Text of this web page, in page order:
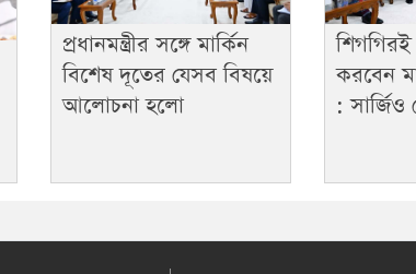
প্রধানমন্ত্রীর সঙ্গে মার্কিন
বিশেষ দূতের যেসব বিষয়ে
আলোচনা হলো
করবেন
: